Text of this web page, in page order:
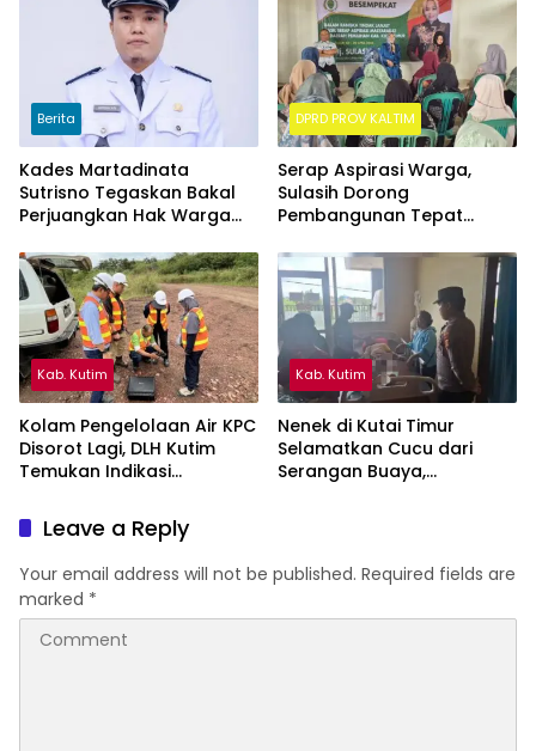
Berita
Kades Martadinata
Sutrisno Tegaskan Bakal
Perjuangkan Hak Warga
Kutim
DPRD PROV KALTIM
Serap Aspirasi Warga,
Sulasih Dorong
Pembangunan Tepat
Kab. Kutim
Kolam Pengelolaan Air KPC
Disorot Lagi, DLH Kutim
Temukan Indikasi
Kab. Kutim
Nenek di Kutai Timur
Selamatkan Cucu dari
Serangan Buaya,
Leave a Reply
Your email address will not be published. Required fields are
marked *